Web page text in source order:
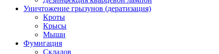
Уничтожение грызунов (дератизация)
Кроты
Крысы
Мыши
Фумигация
Складов